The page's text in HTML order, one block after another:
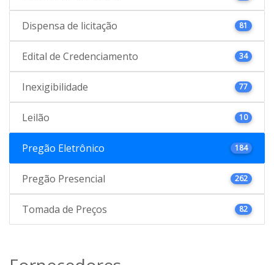
Dispensa de licitação 81
Edital de Credenciamento 34
Inexigibilidade 77
Leilão 10
Pregão Eletrônico 184
Pregão Presencial 262
Tomada de Preços 82